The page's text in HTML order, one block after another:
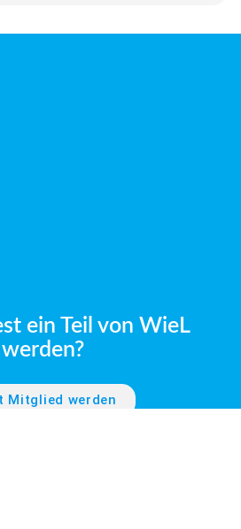
ein Teil von WieL
werden?
Mitglied werden